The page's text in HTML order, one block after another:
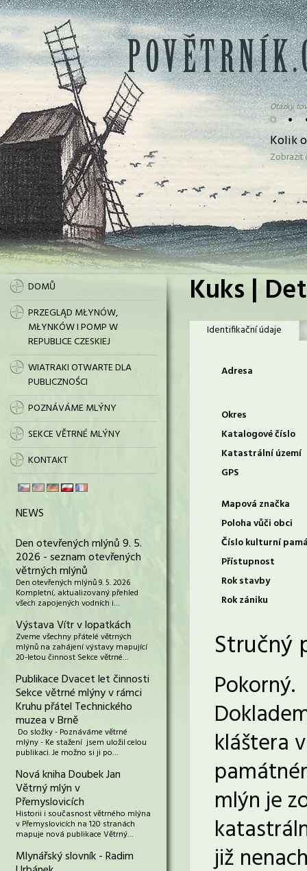
• •
Otázky
Kolik
DOMŮ
PRZEGLĄD MŁYNÓW,
MŁYNKÓW I POMP W
REPUBLICE CZESKIEJ
WIATRAKI OTWARTE DLA
PUBLICZNOŚCI
POZNÁVÁME MLÝNY
SEKCE VĚTRNÉ MLÝNY
KONTAKT
NEWS
Den otevřených mlýnů 9. 5.
2026 - seznam otevřených
větrných mlýnů
Den otevřených mlýnů 9. 5. 2026
Kompletní, aktualizovaný přehled
všech zapojených vodních i…
Výstava Vítr v lopatkách
Zveme všechny přátelé větrných
mlýnů na zahájení výstavy mapující
20-letou činnost Sekce větrné…
Publikace Dvacet let činnosti
Sekce větrné mlýny v rámci
Kruhu přátel Technického
muzea v Brně
Do složky - Poznáváme větrné
mlýny - Ke stažení jsem uložil celou
publikaci. Je možno si ji po…
Nová kniha Doubek Jan
Větrný mlýn v
Přemyslovicích
Historii i současnost větrného mlýna
v Přemyslovicích na 120 stranách
mapuje nová publikace Větrný…
Mlynářský slovník - Radim
Kuks |
Identifikační údaje
Adresa
Okres
Katalogové číslo
Katastrální území
GPS
Mapová značka
Poloha vůči obci
Číslo kulturní
Přístupnost
Rok stavby
Rok zániku
Stručný
Pokorný.
kláštera
mlýn je
již